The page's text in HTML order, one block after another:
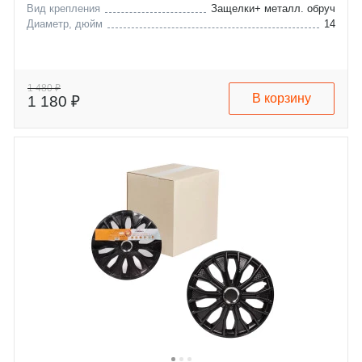
Вид крепления
Защелки+ металл. обруч
Диаметр, дюйм
14
1 480 ₽
1 180 ₽ В корзину